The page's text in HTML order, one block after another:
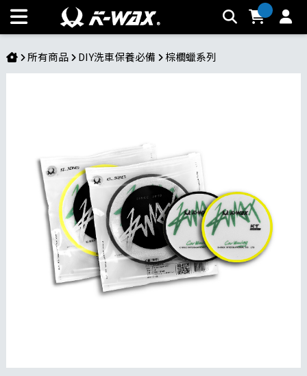
M150 5吋打蠟綿 | K-WAX台灣汽車美容材料
所有商品 DIY洗車保養必備 棕櫚蠟系列